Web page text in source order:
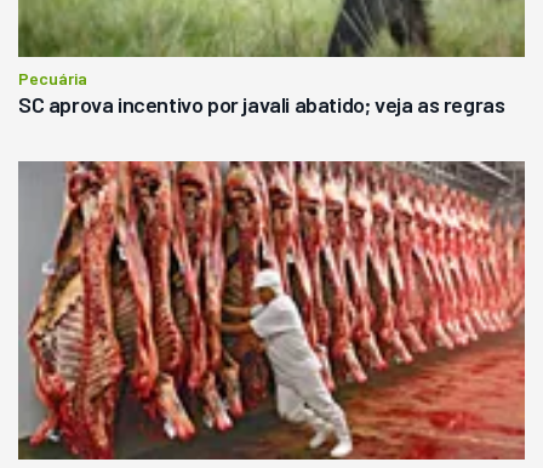
Pecuária
SC aprova incentivo por javali abatido; veja as regras